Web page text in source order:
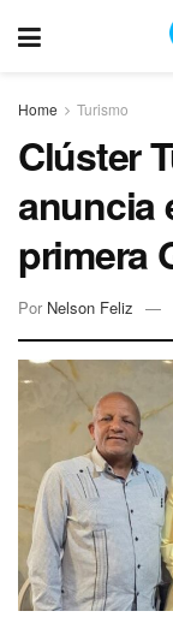
Home Turismo
Clúster
anuncia
primera
Por Nelson Feliz